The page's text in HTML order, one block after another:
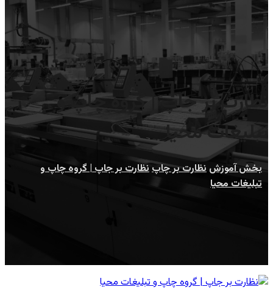
نظارت بر جاپ | گروه چاپ و
تبلیغات محیا
بخش آموزش نظارت بر چاپنظارت بر جاپ | گروه چاپ و
تبلیغات محیا